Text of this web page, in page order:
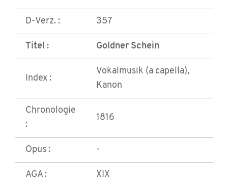
D-Verz. : 357
Titel : Goldner Schein
Index :
Vokalmusik (a capella),
Kanon
Chronologie
:
1816
Opus : -
AGA : XIX